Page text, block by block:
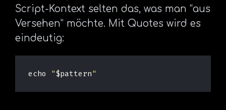
Script-Kontext selten das, was man “aus
Versehen” möchte. Mit Quotes wird es
eindeutig:
echo "$pattern"